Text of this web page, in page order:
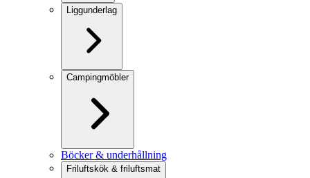
Liggunderlag
Campingmöbler
Böcker & underhållning
Friluftskök & friluftsmat